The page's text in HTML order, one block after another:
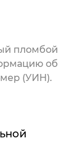
пломбой
об
(УИН).